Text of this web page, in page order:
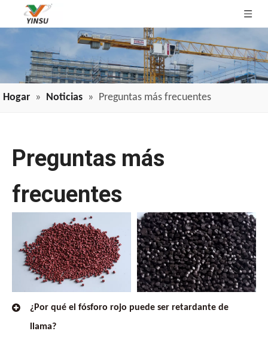
Hogar » Noticias » Preguntas más frecuentes
Preguntas más
frecuentes
¿Por qué el fósforo rojo puede ser retardante de
llama?